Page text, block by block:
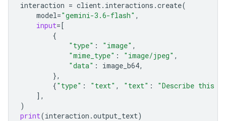
interaction = client. interactions .create(
model="gemini-3.6-flash" ,
input=[
{
"type" : "image" ,
"mime_type" : "image/jpeg" ,
"data" : image_b64,
},
{"type" : "text" , "text" :
"Describe this
],
)
print(interaction .output_text)